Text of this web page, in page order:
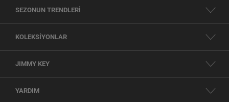
SEZONUN TRENDLERİ
KOLEKSİYONLAR
JIMMY KEY
YARDIM